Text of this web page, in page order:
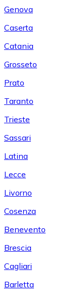
Genova
Caserta
Catania
Grosseto
Prato
Taranto
Trieste
Sassari
Latina
Lecce
Livorno
Cosenza
Benevento
Brescia
Cagliari
Barletta